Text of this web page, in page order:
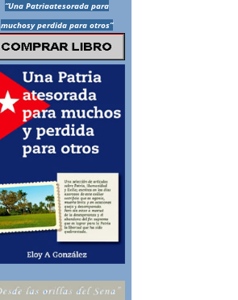
“Una Patriaatesorada para
muchosy perdida para otros”